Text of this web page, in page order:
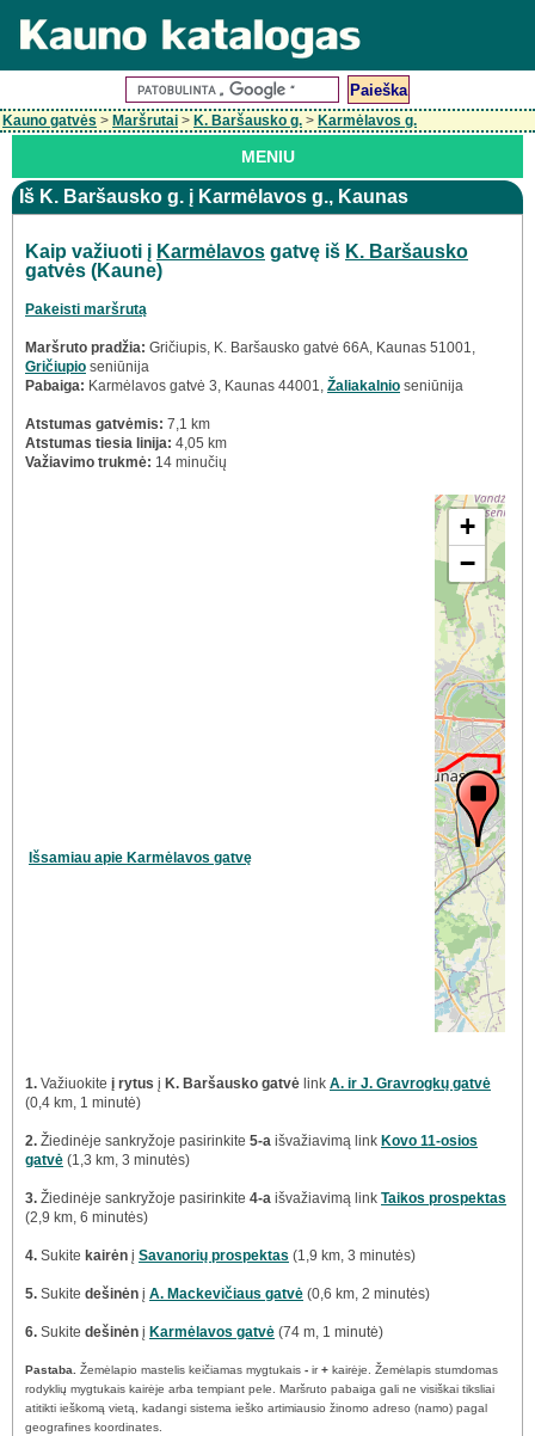
Kauno gatvės > Maršrutai > K. Baršausko g. > Karmėlavos g.
MENIU
Iš K. Baršausko g. į Karmėlavos g., Kaunas
Kaip važiuoti į Karmėlavos gatvę iš K. Baršausko
gatvės (Kaune)
Pakeisti maršrutą
Maršruto pradžia: Gričiupis, K. Baršausko gatvė 66A, Kaunas 51001,
Gričiupio seniūnija
Pabaiga: Karmėlavos gatvė 3, Kaunas 44001, Žaliakalnio seniūnija
Atstumas gatvėmis: 7,1 km
Atstumas tiesia linija: 4,05 km
Važiavimo trukmė: 14 minučių
Išsamiau apie Karmėlavos gatvę
+
−
1. Važiuokite į rytus į K. Baršausko gatvė link A. ir J. Gravrogkų gatvė
(0,4 km, 1 minutė)
2. Žiedinėje sankryžoje pasirinkite 5-a išvažiavimą link Kovo 11-osios
gatvė (1,3 km, 3 minutės)
3. Žiedinėje sankryžoje pasirinkite 4-a išvažiavimą link Taikos prospektas
(2,9 km, 6 minutės)
4. Sukite kairėn į Savanorių prospektas (1,9 km, 3 minutės)
5. Sukite dešinėn į A. Mackevičiaus gatvė (0,6 km, 2 minutės)
6. Sukite dešinėn į Karmėlavos gatvė (74 m, 1 minutė)
Pastaba. Žemėlapio mastelis keičiamas mygtukais - ir+ kairėje. Žemėlapis stumdomas
rodyklių mygtukais kairėje arba tempiant pele. Maršruto pabaiga gali ne visiškai tiksliai
atitikti ieškomą vietą, kadangi sistema ieško artimiausio žinomo adreso (namo) pagal
geografines koordinates.